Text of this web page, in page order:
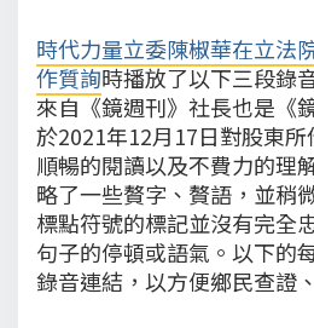
時代力量立委陳椒華在立法
作質詢時播放了以下三段錄
來自《鏡週刊》社長也是《
於2021年12月17日對股東
順暢的閱讀以及不費力的理
略了一些贅字、贅語，並稍
標點符號的標記並沒有完全
句子的停頓或語氣。以下的
錄音連結，以方便鄉民查證